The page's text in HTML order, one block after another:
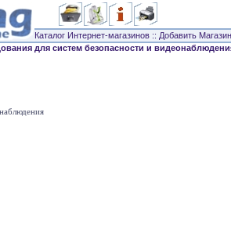
Каталог Интернет-магазинов :: Добавить Магазин
для систем безопасности и